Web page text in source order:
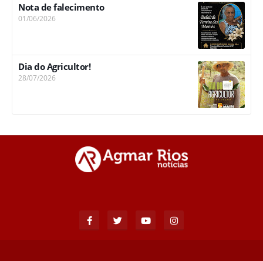
Nota de falecimento
01/06/2026
Dia do Agricultor!
28/07/2026